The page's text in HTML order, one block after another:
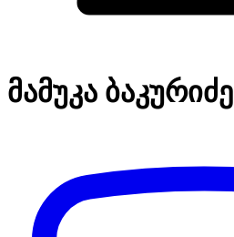
მამუკა ბაკურიძე